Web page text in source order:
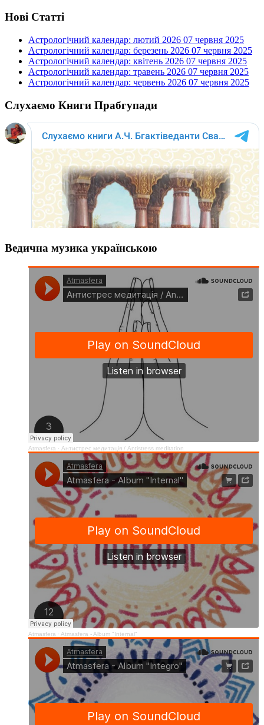
Нові Статті
Астрологічний календар: лютий 2026 07 червня 2025
Астрологічний календар: березень 2026 07 червня 2025
Астрологічний календар: квітень 2026 07 червня 2025
Астрологічний календар: травень 2026 07 червня 2025
Астрологічний календар: червень 2026 07 червня 2025
Слухаємо Книги Прабгупади
Ведична музика українською
Atmasfera · Антистрес медитація / Аntistress meditation
Atmasfera · Atmasfera - Album "Internal"